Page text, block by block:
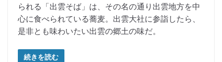
られる「出雲そば」は、その名の通り出雲地方を中
心に食べられている蕎麦。出雲大社に参詣したら、
是非とも味わいたい出雲の郷土の味だ。
続きを読む